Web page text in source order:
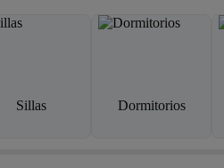
Sillas Dormitorios